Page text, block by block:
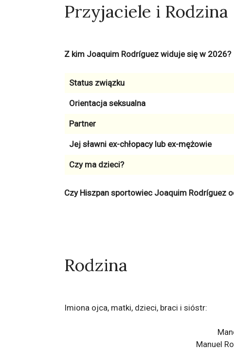
Przyjaciele i Rodzina
Z kim Joaquim Rodríguez widuje się w 2026?
Status związku
Orientacja seksualna
Partner
Jej sławni ex-chłopacy lub ex-mężowie
Czy ma dzieci?
Czy Hiszpan sportowiec Joaquim Rodríguez
Rodzina
Imiona ojca, matki, dzieci, braci i sióstr:
Manuel